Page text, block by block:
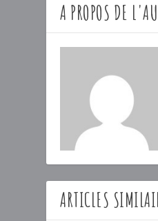
A PROPOS DE
ARTICLES